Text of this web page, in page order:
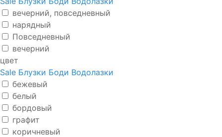
вечерний, повседневный
нарядный
Повседневный
вечерний
цвет
Sale Блузки Боди Водолазки
бежевый
белый
бордовый
графит
коричневый